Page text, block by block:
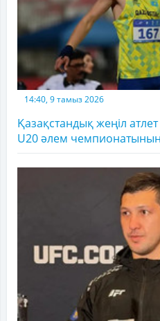
14:40, 9 тамыз 2026
Қазақстандық жеңіл
U20 әлем